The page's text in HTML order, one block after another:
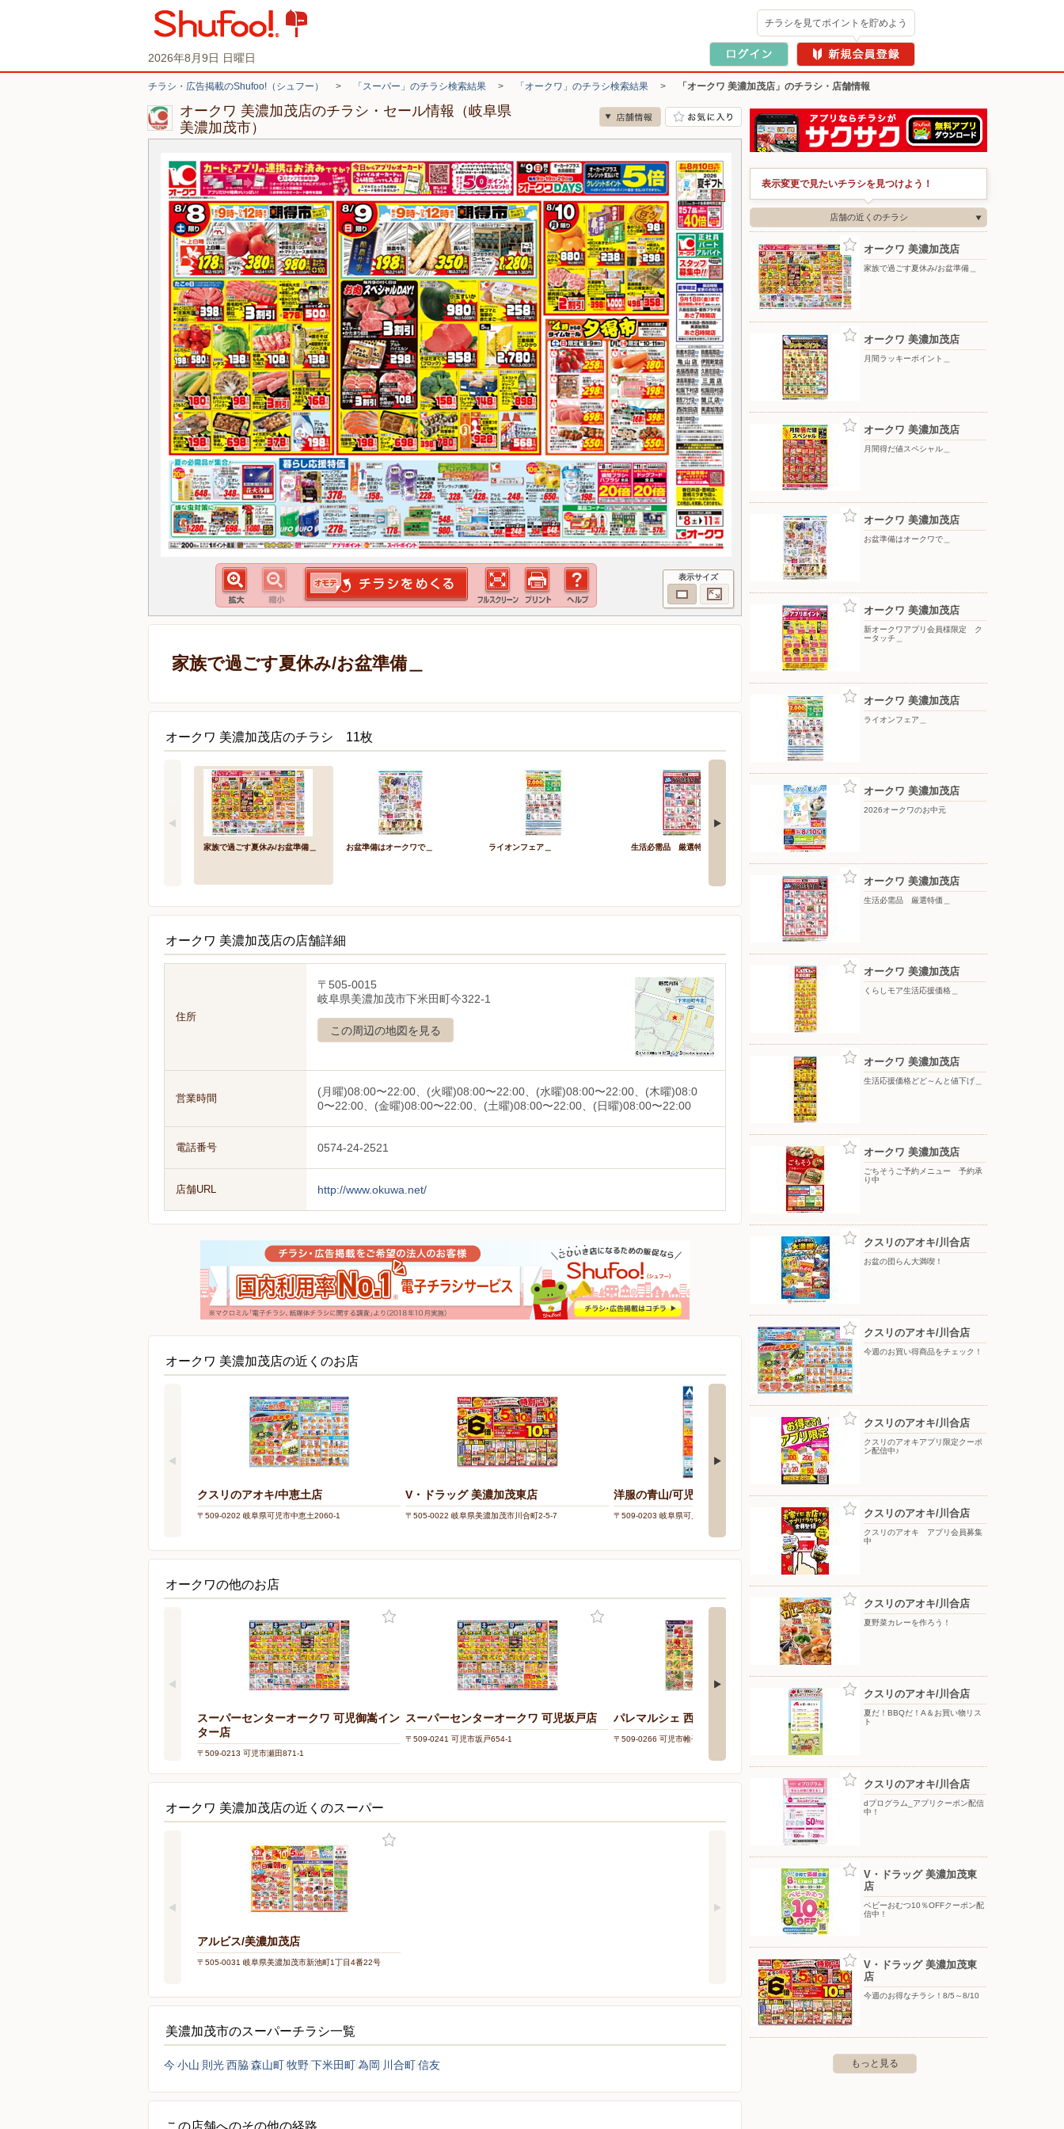
2026年8月9日 日曜日
チラシを見てポイントを貯めよう
チラシ・広告掲載のShufoo!（シュフー） > 「スーパー」のチラシ検索結果 > 「オークワ」のチラシ検索結果 > 「オークワ 美濃加茂店」のチラシ・店舗情報
オークワ 美濃加茂店のチラシ・セール情報（岐阜県
美濃加茂市）
表示サイズ
家族で過ごす夏休み/お盆準備＿
オークワ 美濃加茂店のチラシ 11枚
家族で過ごす夏休み/お盆準備＿ お盆準備はオークワで＿ ライオンフェア＿ 生活必需品 厳選特価＿ 月間ラッキーポイント＿
オークワ 美濃加茂店の店舗詳細
住所
〒505-0015
岐阜県美濃加茂市下米田町今322-1
この周辺の地図を見る
営業時間
(月曜)08:00〜22:00、(火曜)08:00〜22:00、(水曜)08:00〜22:00、(木曜)08:0
0〜22:00、(金曜)08:00〜22:00、(土曜)08:00〜22:00、(日曜)08:00〜22:00
電話番号 0574-24-2521
店舗URL http://www.okuwa.net/
オークワ 美濃加茂店の近くのお店
クスリのアオキ/中恵土店
〒509-0202 岐阜県可児市中恵土2060-1
V・ドラッグ 美濃加茂東店
〒505-0022 岐阜県美濃加茂市川合町2-5-7
洋服の青山/可児
〒509-0203 岐阜県可児市下恵土5673番地
Shufoo!からのお知らせ（岐阜エリア）
〒000-0000
オークワの他のお店
スーパーセンターオークワ 可児御嵩イン
ター店
〒509-0213 可児市瀬田871-1
スーパーセンターオークワ 可児坂戸店
〒509-0241 可児市坂戸654-1
パレマルシェ 西可児店
〒509-0266 可児市帷子新町2-2
スーパーセンターオークワ 坂祝店
オークワ 美濃加茂店の近くのスーパー
アルビス/美濃加茂店
〒505-0031 岐阜県美濃加茂市新池町1丁目4番22号
美濃加茂市のスーパーチラシ一覧
今 小山 則光西脇森山町牧野下米田町為岡 川合町信友
この店舗へのその他の経路
表示変更で見たいチラシを見つけよう！
店舗の近くのチラシ
オークワ 美濃加茂店
家族で過ごす夏休み/お盆準備＿
オークワ 美濃加茂店
月間ラッキーポイント＿
オークワ 美濃加茂店
月間得だ値スペシャル＿
オークワ 美濃加茂店
お盆準備はオークワで＿
オークワ 美濃加茂店
新オークワアプリ会員様限定 ク
ータッチ＿
オークワ 美濃加茂店
ライオンフェア＿
オークワ 美濃加茂店
2026オークワのお中元
オークワ 美濃加茂店
生活必需品 厳選特価＿
オークワ 美濃加茂店
くらしモア生活応援価格＿
オークワ 美濃加茂店
生活応援価格どど～んと値下げ＿
オークワ 美濃加茂店
ごちそうご予約メニュー 予約承
り中
クスリのアオキ/川合店
お盆の団らん大満喫！
クスリのアオキ/川合店
今週のお買い得商品をチェック！
クスリのアオキ/川合店
クスリのアオキアプリ限定クーポ
ン配信中♪
クスリのアオキ/川合店
クスリのアオキ アプリ会員募集
中
クスリのアオキ/川合店
夏野菜カレーを作ろう！
クスリのアオキ/川合店
夏だ！BBQだ！A＆お買い物リス
ト
クスリのアオキ/川合店
dプログラム_アプリクーポン配信
中！
V・ドラッグ 美濃加茂東
店
ベビーおむつ10％OFFクーポン配
信中！
V・ドラッグ 美濃加茂東
店
今週のお得なチラシ！8/5～8/10
もっと見る